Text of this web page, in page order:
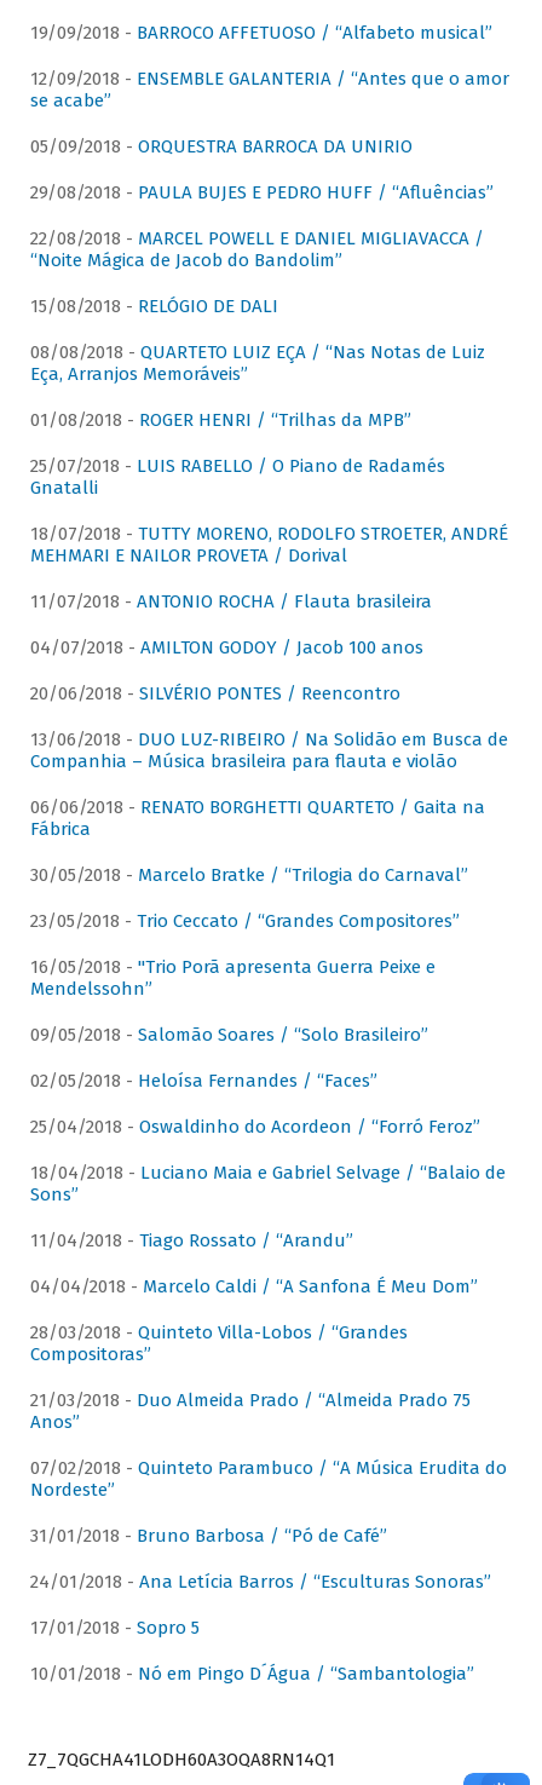
19/09/2018 - BARROCO AFFETUOSO / “Alfabeto musical”
12/09/2018 - ENSEMBLE GALANTERIA / “Antes que o amor
se acabe”
05/09/2018 - ORQUESTRA BARROCA DA UNIRIO
29/08/2018 - PAULA BUJES E PEDRO HUFF / “Afluências”
22/08/2018 - MARCEL POWELL E DANIEL MIGLIAVACCA /
“Noite Mágica de Jacob do Bandolim”
15/08/2018 - RELÓGIO DE DALI
08/08/2018 - QUARTETO LUIZ EÇA / “Nas Notas de Luiz
Eça, Arranjos Memoráveis”
01/08/2018 - ROGER HENRI / “Trilhas da MPB”
25/07/2018 - LUIS RABELLO / O Piano de Radamés
Gnatalli
18/07/2018 - TUTTY MORENO, RODOLFO STROETER, ANDRÉ
MEHMARI E NAILOR PROVETA / Dorival
11/07/2018 - ANTONIO ROCHA / Flauta brasileira
04/07/2018 - AMILTON GODOY / Jacob 100 anos
20/06/2018 - SILVÉRIO PONTES / Reencontro
13/06/2018 - DUO LUZ-RIBEIRO / Na Solidão em Busca de
Companhia – Música brasileira para flauta e violão
06/06/2018 - RENATO BORGHETTI QUARTETO / Gaita na
Fábrica
30/05/2018 - Marcelo Bratke / “Trilogia do Carnaval”
23/05/2018 - Trio Ceccato / “Grandes Compositores”
16/05/2018 - "Trio Porã apresenta Guerra Peixe e
Mendelssohn”
09/05/2018 - Salomão Soares / “Solo Brasileiro”
02/05/2018 - Heloísa Fernandes / “Faces”
25/04/2018 - Oswaldinho do Acordeon / “Forró Feroz”
18/04/2018 - Luciano Maia e Gabriel Selvage / “Balaio de
Sons”
11/04/2018 - Tiago Rossato / “Arandu”
04/04/2018 - Marcelo Caldi / “A Sanfona É Meu Dom”
28/03/2018 - Quinteto Villa-Lobos / “Grandes
Compositoras”
21/03/2018 - Duo Almeida Prado / “Almeida Prado 75
Anos”
07/02/2018 - Quinteto Parambuco / “A Música Erudita do
Nordeste”
31/01/2018 - Bruno Barbosa / “Pó de Café”
24/01/2018 - Ana Letícia Barros / “Esculturas Sonoras”
17/01/2018 - Sopro 5
10/01/2018 - Nó em Pingo D´Água / “Sambantologia”
Z7_7QGCHA41LODH60A3OQA8RN14Q1